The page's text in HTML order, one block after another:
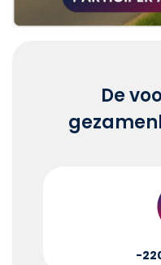
De
-